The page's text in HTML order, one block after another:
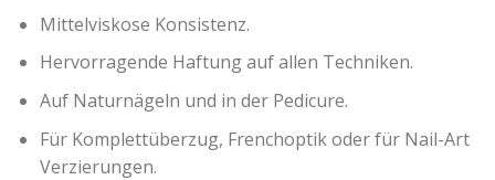
Mittelviskose Konsistenz.
Hervorragende Haftung auf allen Techniken.
Auf Naturnägeln und in der Pedicure.
Für Komplettüberzug, Frenchoptik oder für Nail-Art
Verzierungen.